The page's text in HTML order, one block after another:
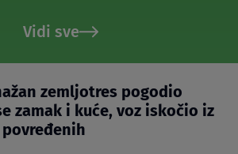
Vidi sve
zemljotres pogodio
zamak i kuće, voz iskočio iz